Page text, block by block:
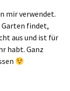
mir verwendet.
Garten findet,
aus und ist für
habt. Ganz